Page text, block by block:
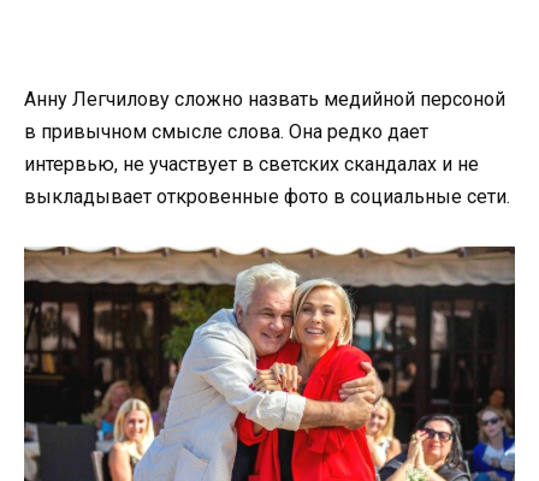
Анну Легчилову сложно назвать медийной персоной
в привычном смысле слова. Она редко дает
интервью, не участвует в светских скандалах и не
выкладывает откровенные фото в социальные сети.